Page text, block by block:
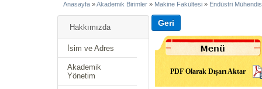
Anasayfa »Akademik Birimler » Makine Fakültesi » Endüstri
Hakkımızda
İsim ve Adres
Akademik
Yönetim
PDF Olarak Dışarı Aktar